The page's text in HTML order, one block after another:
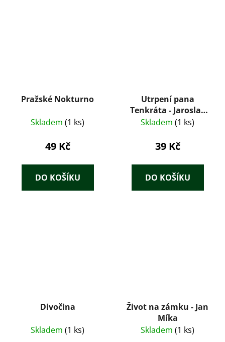
Pražské Nokturno
Skladem (1 ks)
49 Kč
DO KOŠÍKU
Utrpení pana
Tenkráta - Jaroslav
Hašek
Skladem (1 ks)
39 Kč
DO KOŠÍKU
Divočina
Skladem (1 ks)
Život na zámku - Jan
Míka
Skladem (1 ks)